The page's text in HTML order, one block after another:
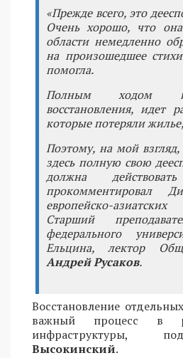
«Прежде всего, это
Очень хорошо, что
области немедленно
на произошедшее
помогла.
Полным ходом
восстановления, идет
которые потеряли
Поэтому, на мой
здесь полную свою
должна
прокомментировал
европейско-
Старший
федерального
Ельцина, лектор
Андрей Русаков.
Восстановление
важный процесс в
инфраструктуры,
Высокинский.